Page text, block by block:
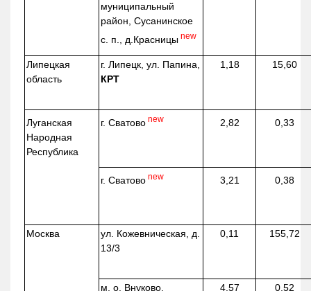
муниципальный
район, Сусанинское
с. п., д.Красницы new
Липецкая
область
г. Липецк, ул. Папина,
КРТ
1,18 15,60
Луганская
Народная
Республика
г. Сватово new 2,82 0,33
г. Сватово new 3,21 0,38
Москва ул. Кожевническая, д.
13/3
0,11 155,72
м. о. Внуково,
4,57 0,52